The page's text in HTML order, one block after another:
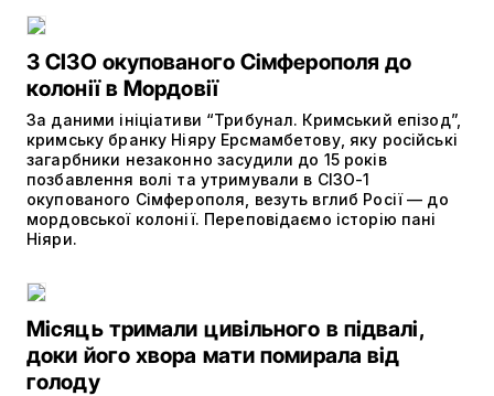
З СІЗО окупованого Сімферополя до
колонії в Мордовії
За даними ініціативи “Трибунал. Кримський епізод”,
кримську бранку Ніяру Ерсмамбетову, яку російські
загарбники незаконно засудили до 15 років
позбавлення волі та утримували в СІЗО-1
окупованого Сімферополя, везуть вглиб Росії — до
мордовської колонії. Переповідаємо історію пані
Ніяри.
Місяць тримали цивільного в підвалі,
доки його хвора мати помирала від
голоду